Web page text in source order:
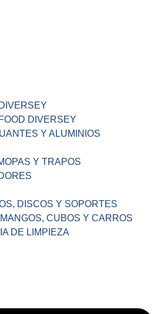
DIVERSEY
Y ALUMINIOS
Y TRAPOS
DISCOS Y SOPORTES
CUBOS Y CARROS
DE LIMPIEZA